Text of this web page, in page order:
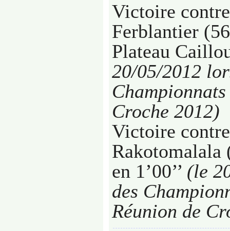
Victoire
Ferblantier
Plateau
20/05/2012
Croche 2012)
Victoire
en 1’00’’ (le
des
Réunion de